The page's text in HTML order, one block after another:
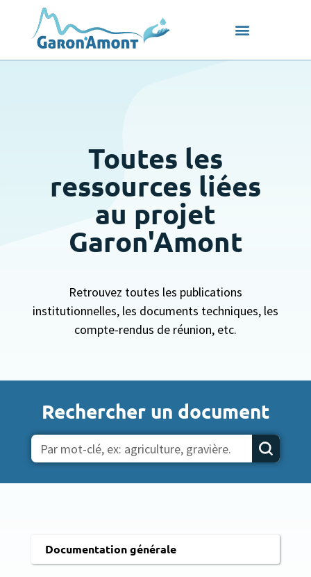
Toutes les
ressources liées
au projet
Garon'Amont
Retrouvez toutes les publications
institutionnelles, les documents techniques, les
compte-rendus de réunion, etc.
Rechercher un document
Documentation générale